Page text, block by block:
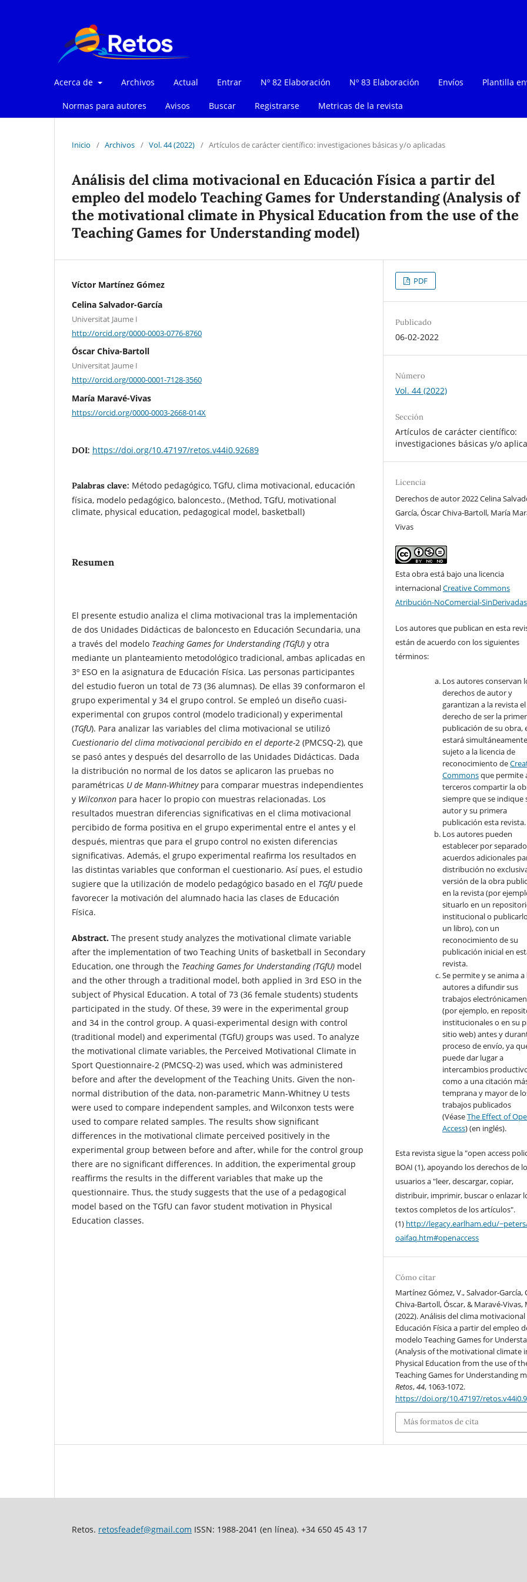
Acerca de Archivos Actual Entrar Nº 82 Elaboración Nº 83 Elaboración Envíos Plantilla
Normas para autores Avisos Buscar Registrarse Metricas de la revista
Inicio / Archivos / Vol. 44 (2022) / Artículos de carácter científico: investigaciones básicas y/o aplicadas
Análisis del clima motivacional en Educación Física a partir del
empleo del modelo Teaching Games for Understanding (Analysis of
the motivational climate in Physical Education from the use of the
Teaching Games for Understanding model)
Víctor Martínez Gómez
Celina Salvador-García
Universitat Jaume I
http://orcid.org/0000-0003-0776-8760
Óscar Chiva-Bartoll
Universitat Jaume I
http://orcid.org/0000-0001-7128-3560
María Maravé-Vivas
https://orcid.org/0000-0003-2668-014X
DOI: https://doi.org/10.47197/retos.v44i0.92689
Palabras clave: Método pedagógico, TGfU, clima motivacional, educación
física, modelo pedagógico, baloncesto., (Method, TGfU, motivational
climate, physical education, pedagogical model, basketball)
Resumen
El presente estudio analiza el clima motivacional tras la implementación
de dos Unidades Didácticas de baloncesto en Educación Secundaria, una
a través del modelo Teaching Games for Understanding (TGfU) y otra
mediante un planteamiento metodológico tradicional, ambas aplicadas en
3º ESO en la asignatura de Educación Física. Las personas participantes
del estudio fueron un total de 73 (36 alumnas). De ellas 39 conformaron el
grupo experimental y 34 el grupo control. Se empleó un diseño cuasi-
experimental con grupos control (modelo tradicional) y experimental
(TGfU). Para analizar las variables del clima motivacional se utilizó
Cuestionario del clima motivacional percibido en el deporte-2 (PMCSQ-2), que
se pasó antes y después del desarrollo de las Unidades Didácticas. Dada
la distribución no normal de los datos se aplicaron las pruebas no
paramétricas U de Mann-Whitney para comparar muestras independientes
y Wilconxon para hacer lo propio con muestras relacionadas. Los
resultados muestran diferencias significativas en el clima motivacional
percibido de forma positiva en el grupo experimental entre el antes y el
después, mientras que para el grupo control no existen diferencias
significativas. Además, el grupo experimental reafirma los resultados en
las distintas variables que conforman el cuestionario. Así pues, el estudio
sugiere que la utilización de modelo pedagógico basado en el TGfU puede
favorecer la motivación del alumnado hacia las clases de Educación
Física.
Abstract. The present study analyzes the motivational climate variable
after the implementation of two Teaching Units of basketball in Secondary
Education, one through the Teaching Games for Understanding (TGfU) model
and the other through a traditional model, both applied in 3rd ESO in the
subject of Physical Education. A total of 73 (36 female students) students
participated in the study. Of these, 39 were in the experimental group
and 34 in the control group. A quasi-experimental design with control
(traditional model) and experimental (TGfU) groups was used. To analyze
the motivational climate variables, the Perceived Motivational Climate in
Sport Questionnaire-2 (PMCSQ-2) was used, which was administered
before and after the development of the Teaching Units. Given the non-
normal distribution of the data, non-parametric Mann-Whitney U tests
were used to compare independent samples, and Wilconxon tests were
used to compare related samples. The results show significant
differences in the motivational climate perceived positively in the
experimental group between before and after, while for the control group
there are no significant differences. In addition, the experimental group
reaffirms the results in the different variables that make up the
questionnaire. Thus, the study suggests that the use of a pedagogical
model based on the TGfU can favor student motivation in Physical
Education classes.
PDF
Publicado
06-02-2022
Número
Vol. 44 (2022)
Sección
Artículos de carácter científico:
investigaciones básicas y/o
Licencia
Derechos de autor 2022 Celina
García, Óscar Chiva-Bartoll, María
Vivas
Esta obra está bajo una licencia
internacionalCreative Commons
Atribución-NoComercial-
Los autores que publican en esta
están de acuerdo con los siguientes
términos:
Los autores conservan
derechos de autor y
garantizan a la revista el
derecho de ser la
publicación de su obra,
estará simultáneamente
sujeto a la licencia de
reconocimiento de
Commonsque permite
terceros compartir la
siempre que se indique
autor y su primera
publicación esta revista.
Los autores pueden
establecer por separado
acuerdos adicionales
distribución no
versión de la obra
en la revista (por
situarlo en un
institucional o
un libro), con un
reconocimiento de su
publicación inicial en
revista.
Se permite y se anima a
autores a difundir sus
trabajos
(por ejemplo, en
institucionales o en su
sitio web) antes y
proceso de envío, ya
puede dar lugar a
intercambios
como a una citación
temprana y mayor de
trabajos publicados
(VéaseThe Effect of
Access) (en inglés).
Esta revista sigue la "open access
BOAI (1), apoyando los derechos de
usuarios a "leer, descargar, copiar,
distribuir, imprimir, buscar o enlazar
textos completos de los artículos".
(1) http://legacy.earlham.edu/
oaifaq.htm#openaccess
Cómo citar
Martínez Gómez, V., Salvador-García,
Chiva-Bartoll, Óscar, & Maravé-Vivas,
(2022). Análisis del clima motivacional
Educación Física a partir del empleo
modelo Teaching Games for
(Analysis of the motivational climate
Physical Education from the use of
Teaching Games for Understanding
Retos,44, 1063-1072.
https://doi.org/10.47197/
Más formatos de cita
Retos. retosfeadef@gmail.com ISSN: 1988-2041 (en línea). +34 650 45 43 17